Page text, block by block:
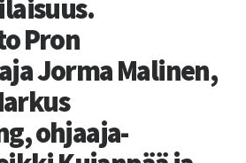
Pron
Jorma Malinen,
ohjaaja-